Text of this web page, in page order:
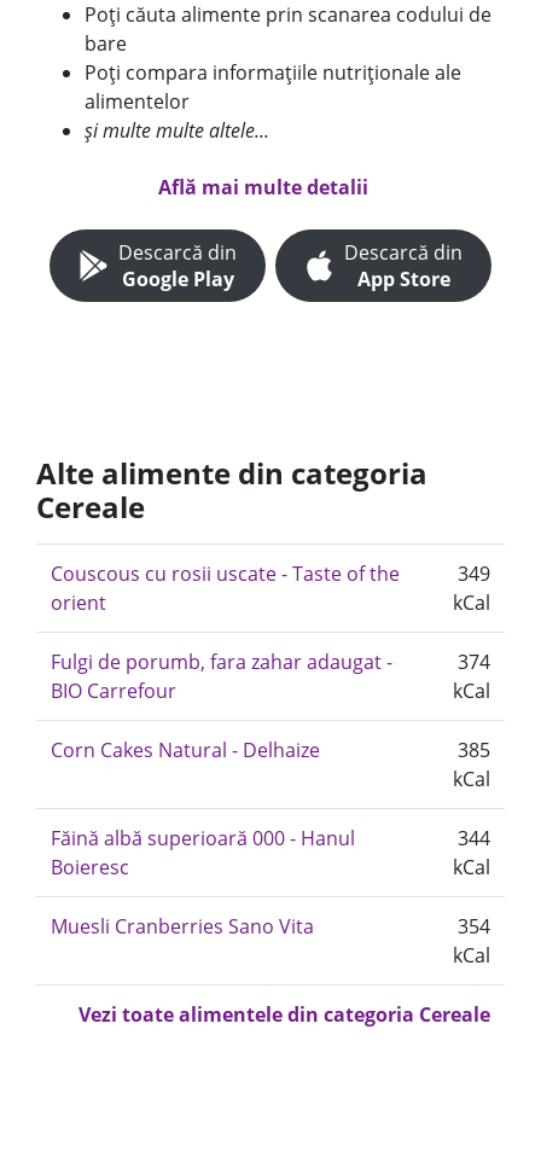
Poți căuta alimente prin scanarea codului de
bare
Poți compara informațiile nutriționale ale
alimentelor
și multe multe altele...
Află mai multe detalii
Descarcă din
Google Play
Descarcă din
App Store
Alte alimente din categoria
Cereale
Couscous cu rosii uscate - Taste of the
orient
349
kCal
Fulgi de porumb, fara zahar adaugat -
BIO Carrefour
374
kCal
Corn Cakes Natural - Delhaize
385
kCal
Făină albă superioară 000 - Hanul
Boieresc
344
kCal
Muesli Cranberries Sano Vita
354
kCal
Vezi toate alimentele din categoria Cereale